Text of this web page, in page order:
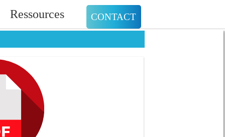
CONTACT
Ressources